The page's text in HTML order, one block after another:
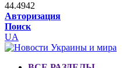
44.4942
Авторизация
Поиск
UA